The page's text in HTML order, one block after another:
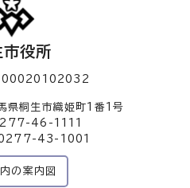
市役所
桐生市織姫町1番1号
46-1111
0277-43-1001
の案内図